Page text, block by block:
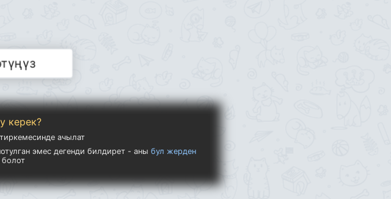
керек?
тиркемесинде ачылат
эмес дегенди билдирет - аны бул жерден